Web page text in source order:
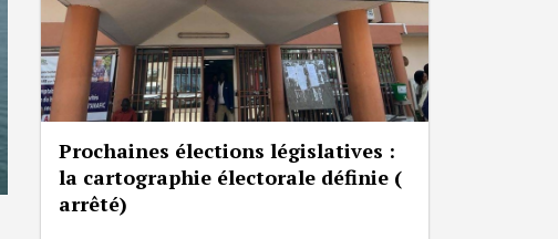
Prochaines élections législatives :
la cartographie électorale définie (
arrêté)